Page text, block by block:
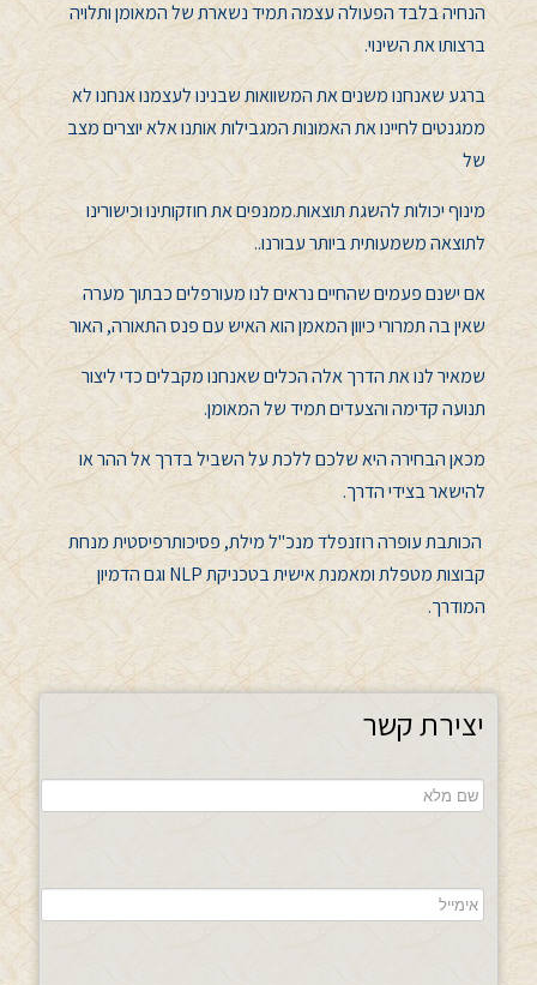
הנחיה בלבד הפעולה עצמה תמיד נשארת של המאומן ותלויה
ברצותו את השינוי.
ברגע שאנחנו משנים את המשוואות שבנינו לעצמנו אנחנו לא
ממגנטים לחיינו את האמונות המגבילות אותנו אלא יוצרים מצב
של
מינוף יכולות להשגת תוצאות.ממנפים את חוזקותינו וכישורינו
לתוצאה משמעותית ביותר עבורנו..
אם ישנם פעמים שהחיים נראים לנו מעורפלים כבתוך מערה
שאין בה תמרורי כיוון המאמן הוא האיש עם פנס התאורה, האור
שמאיר לנו את הדרך אלה הכלים שאנחנו מקבלים כדי ליצור
תנועה קדימה והצעדים תמיד של המאומן.
מכאן הבחירה היא שלכם ללכת על השביל בדרך אל ההר או
להישאר בצידי הדרך.
הכותבת עופרה רוזנפלד מנכ"ל מילת, פסיכותרפיסטית מנחת
קבוצות מטפלת ומאמנת אישית בטכניקת NLP וגם הדמיון
המודרך.
יצירת קשר